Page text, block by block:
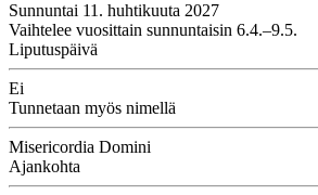
Sunnuntai 11. huhtikuuta 2027
Vaihtelee vuosittain sunnuntaisin 6.4.–9.5.
Liputuspäivä
Ei
Tunnetaan myös nimellä
Misericordia Domini
Ajankohta